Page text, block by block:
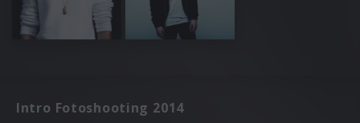
Intro Fotoshooting 2014